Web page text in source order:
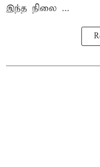
இந்த நிலை ...